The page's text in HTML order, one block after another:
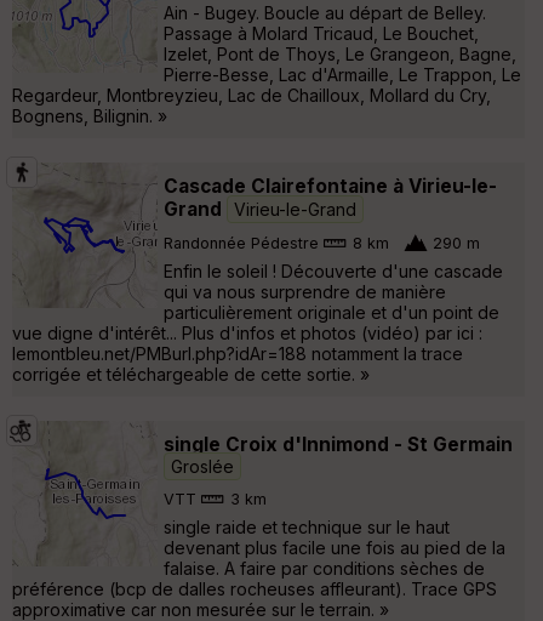
Ain - Bugey. Boucle au départ de Belley.
Passage à Molard Tricaud, Le Bouchet,
Izelet, Pont de Thoys, Le Grangeon, Bagne,
Pierre-Besse, Lac d'Armaille, Le Trappon, Le
Regardeur, Montbreyzieu, Lac de Chailloux, Mollard du Cry,
Bognens, Bilignin. »
Cascade Clairefontaine à Virieu-le-
Grand
Virieu-le-Grand
Randonnée Pédestre 8 km 290 m
Enfin le soleil ! Découverte d'une cascade
qui va nous surprendre de manière
particulièrement originale et d'un point de
vue digne d'intérêt... Plus d'infos et photos (vidéo) par ici :
lemontbleu.net/PMBurl.php?idAr=188 notamment la trace
corrigée et téléchargeable de cette sortie. »
single Croix d'Innimond - St Germain
Groslée
VTT 3 km
single raide et technique sur le haut
devenant plus facile une fois au pied de la
falaise. A faire par conditions sèches de
préférence (bcp de dalles rocheuses affleurant). Trace GPS
approximative car non mesurée sur le terrain. »